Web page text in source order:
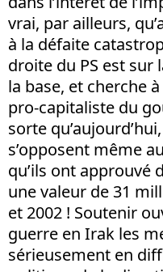
vrai, par ailleurs,
à la défaite
droite du PS est sur
la base, et cherche
pro-capitaliste du
sorte
s’opposent même
qu’ils ont approuvé
une valeur de 31
et 2002 ! Soutenir
guerre en Irak les
sérieusement en